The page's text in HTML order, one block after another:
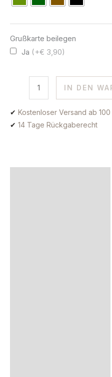
Grußkarte beilegen
Ja (+€ 3,90)
IN DEN
✔ Kostenloser Versand ab
✔ 14 Tage Rückgaberecht